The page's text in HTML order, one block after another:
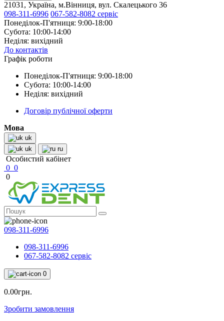
21031, Україна, м.Вінниця, вул. Скалецького 36
098-311-6996 067-582-8082 сервіс
Понеділок-П'ятниця: 9:00-18:00
Субота: 10:00-14:00
Неділя: вихідний
До контактів
Графік роботи
Понеділок-П'ятниця: 9:00-18:00
Субота: 10:00-14:00
Неділя: вихідний
Договір публічної оферти
Мова
uk
uk
ru
Особистий кабінет
0 0
0
098-311-6996
098-311-6996
067-582-8082 сервіс
0
0.00грн.
Зробити замовлення